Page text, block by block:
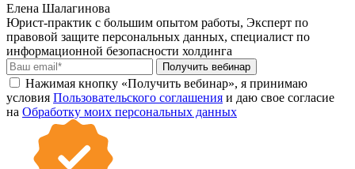
Елена Шалагинова
Юрист-практик с большим опытом работы, Эксперт по
правовой защите персональных данных, специалист по
информационной безопасности холдинга
Получить вебинар
Нажимая кнопку «Получить вебинар», я принимаю
условия Пользовательского соглашения и даю свое согласие
на Обработку моих персональных данных